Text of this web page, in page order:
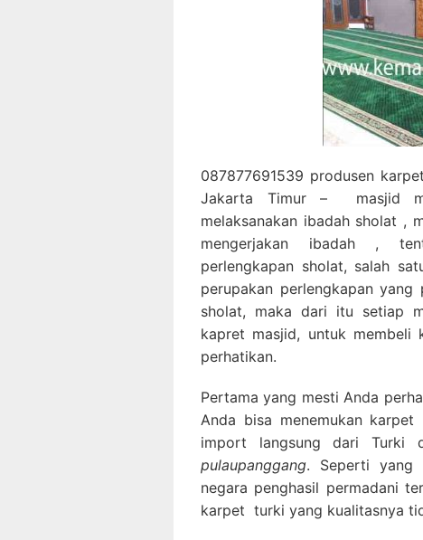
087877691539 produsen
Jakarta Timur – masjid
melaksanakan ibadah sholat ,
mengerjakan ibadah ,
perlengkapan sholat, salah
perupakan perlengkapan
sholat, maka dari itu setiap
kapret masjid, untuk
perhatikan.
Pertama yang mesti Anda
Anda bisa menemukan
import langsung dari
pulaupanggang. Seperti yang
negara penghasil permadani
karpet turki yang kualitasnya